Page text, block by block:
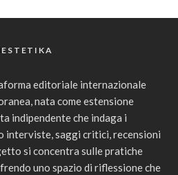
editoriale internazionale
nata come estensione
indipendente che indaga i
interviste, saggi critici, recensioni
si concentra sulle pratiche
uno spazio di riflessione che